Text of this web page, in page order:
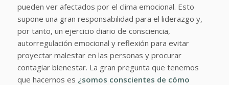
pueden ver afectados por el clima emocional. Esto
supone una gran responsabilidad para el liderazgo y,
por tanto, un ejercicio diario de consciencia,
autorregulación emocional y reflexión para evitar
proyectar malestar en las personas y procurar
contagiar bienestar. La gran pregunta que tenemos
que hacernos es ¿somos conscientes de cómo